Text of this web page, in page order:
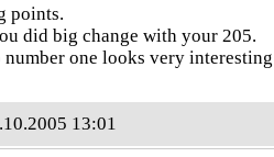
points.
did big change with your 205.
number one looks very
13:01